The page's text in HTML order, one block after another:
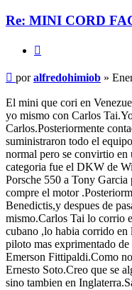
Re: MINI CORD
Mensaje
sin
leer
poralfredohimiob »
El mini que cori en
yo mismo con Carlos
Carlos.Posteriormente
suministraron todo el
normal pero se convirtio
categoria fue el DKW de
Porsche 550 a Tony
compre el motor
Benedictis,y despues de
mismo.Carlos Tai lo corrio
cubano ,lo habia corrido
piloto mas exprimentado
Emerson Fittipaldi.Como
Ernesto Soto.Creo que se
sino tambien en